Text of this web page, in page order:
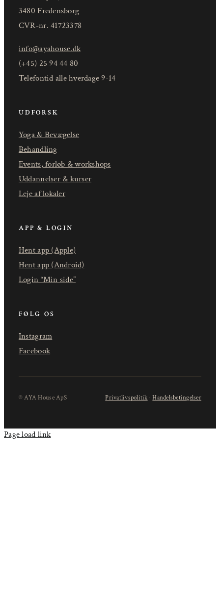
3480 Fredensborg
CVR-nr. 41723378
info@ayahouse.dk
(+45) 25 94 44 80
Telefontid alle hverdage 9-14
UDFORSK
Yoga & Bevægelse
Behandling
Events, forløb & workshops
Uddannelser & kurser
Leje af lokaler
APP & LOGIN
Hent app (Apple)
Hent app (Android)
Login “Min side”
FØLG OS
Instagram
Facebook
© AYA House ApS Privatlivspolitik ·Handelsbetingelser
Page load link